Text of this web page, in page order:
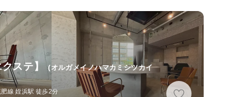
ステ】
(オルガメイノハマカミシツカイ
線 姪浜駅 徒歩2分